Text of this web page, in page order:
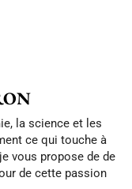
la science et les
ce qui touche à
vous propose de de
de cette passion